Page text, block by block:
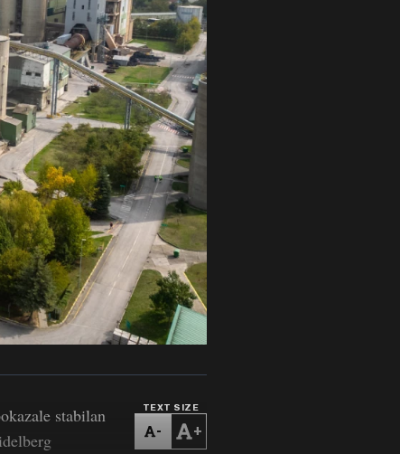
TEXT SIZE
- +
stabilan